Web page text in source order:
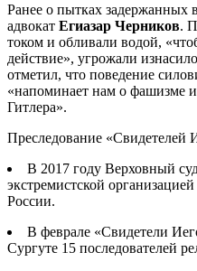
Ранее о пытках задержанных
адвокат Егиазар Черников.
током и обливали водой,
действие», угрожали
отметил, что поведение
«напоминает нам о фашизме
Гитлера».
Преследование «Свидетелей
В 2017 году Верховный
экстремистской
России.
В феврале «Свидетели
Сургуте 15 последователей